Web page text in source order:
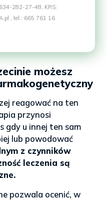
282-27-48, KRS:
, tel.: 665 761 16
możesz
reagować na ten
przynosi
gdy u innej ten sam
lub powodować
z czynników
leczenia są
pozwala ocenić, w